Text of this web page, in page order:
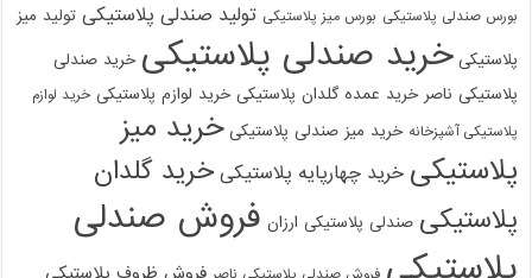
بورس صندلی پلاستیکی بورس میز پلاستیکی تولید صندلی پلاستیکی تولید میز
پلاستیکی خرید صندلی پلاستیکی خرید صندلی
پلاستیکی ناصر خرید عمده گلدان پلاستیکی خرید لوازم پلاستیکی خرید لوازم
پلاستیکی آشپزخانه خرید میز صندلی پلاستیکی خرید میز
پلاستیکی خرید چهارپایه پلاستیکی خرید گلدان
پلاستیکی صندلی پلاستیکی ارزان فروش صندلی